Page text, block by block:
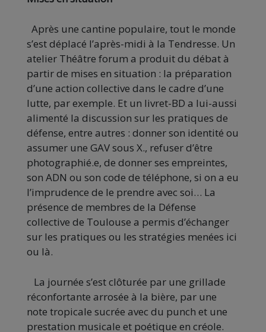
Après une cantine populaire, tout le monde
s’est déplacé l’après-midi à la Tendresse. Un
atelier Théâtre forum a produit du débat à
partir de mises en situation : la préparation
d’une action collective dans le cadre d’une
lutte, par exemple. Et un livret-BD a lui-aussi
alimenté la discussion sur les pratiques de
défense, entre autres : donner son identité ou
assumer une GAV sous X., refuser d’être
photographié.e, de donner ses empreintes,
son ADN ou son code de téléphone, si on a eu
l’imprudence de le prendre avec soi… La
présence de membres de la Défense
collective de Toulouse a permis d’échanger
sur les pratiques ou les stratégies menées ici
ou là.
La journée s’est clôturée par une grillade
réconfortante arrosée à la bière, par une
note tropicale sucrée avec du punch et une
prestation musicale et poétique en créole.